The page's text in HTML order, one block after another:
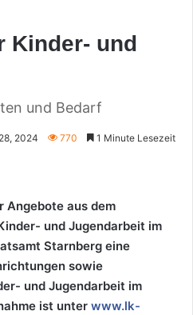
Kinder- und
und Bedarf
2024 770 1 Minute Lesezeit
Angebote aus dem
und Jugendarbeit im
Starnberg eine
sowie
und Jugendarbeit im
ist unter www.lk-